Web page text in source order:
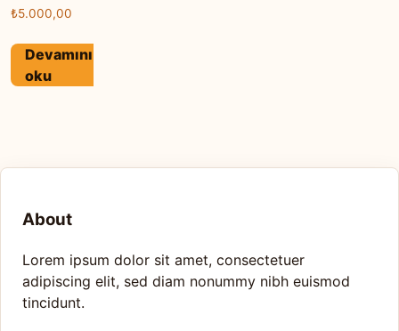
₺5.000,00
Devamını
oku
About
Lorem ipsum dolor sit amet, consectetuer
adipiscing elit, sed diam nonummy nibh euismod
tincidunt.